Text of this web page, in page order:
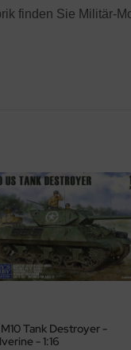
finden Sie Militär-
Tank Destroyer -
- 1:16